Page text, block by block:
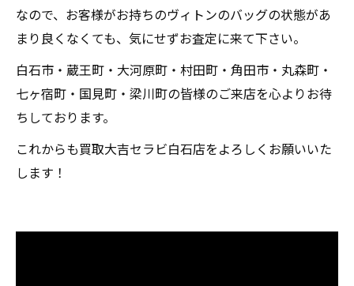
なので、お客様がお持ちのヴィトンのバッグの状態があ
まり良くなくても、気にせずお査定に来て下さい。
白石市・蔵王町・大河原町・村田町・角田市・丸森町・
七ヶ宿町・国見町・梁川町の皆様のご来店を心よりお待
ちしております。
これからも買取大吉セラビ白石店をよろしくお願いいた
します！